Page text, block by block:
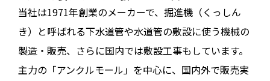
当社は1971年創業のメーカーで、掘進機（くっしん
き）と呼ばれる下水道管や水道管の敷設に使う機械の
製造・販売、さらに国内では敷設工事もしています。
主力の「アンクルモール」を中心に、国内外で販売実